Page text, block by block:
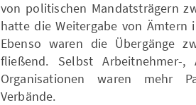
von politischen Mandatsträgern
hatte die Weitergabe von
Ebenso waren die Übergänge
fließend. Selbst Arbeitnehmer-,
Organisationen waren mehr
Verbände.